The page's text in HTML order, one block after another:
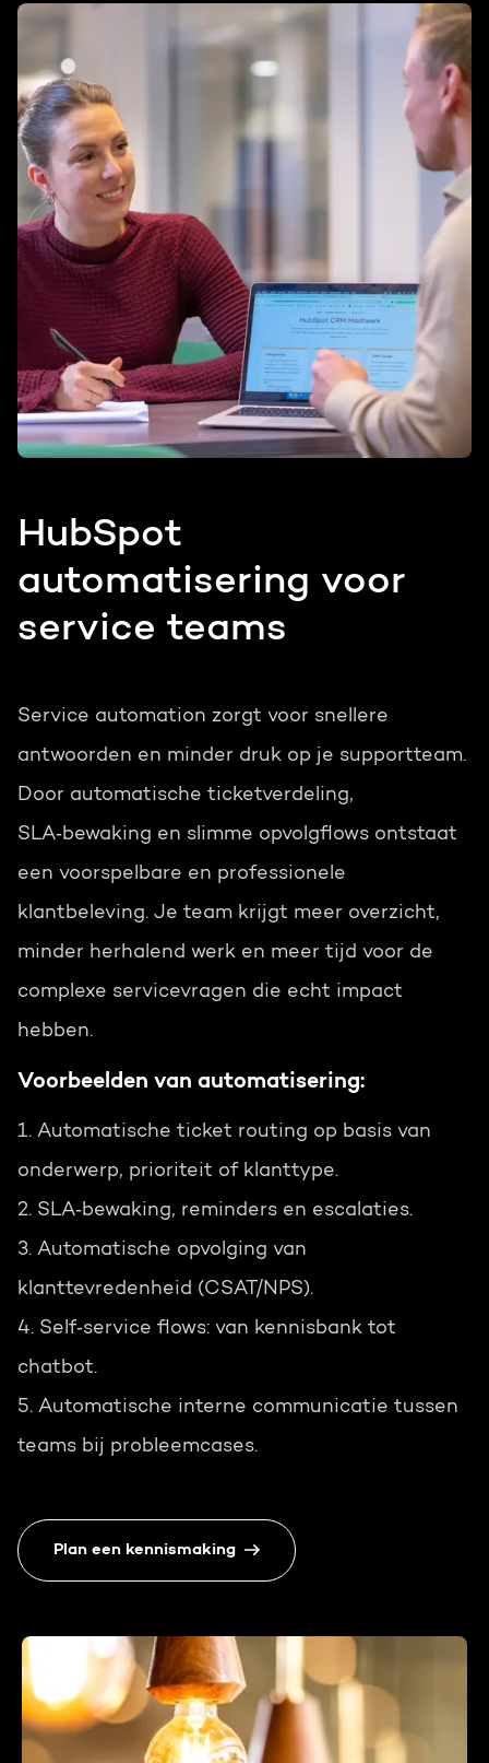
HubSpot
automatisering voor
service teams
Service automation zorgt voor snellere
antwoorden en minder druk op je supportteam.
Door automatische ticketverdeling,
SLA‑bewaking en slimme opvolgflows ontstaat
een voorspelbare en professionele
klantbeleving. Je team krijgt meer overzicht,
minder herhalend werk en meer tijd voor de
complexe servicevragen die echt impact
hebben.
Voorbeelden van automatisering:
1. Automatische ticket routing op basis van
onderwerp, prioriteit of klanttype.
2. SLA‑bewaking, reminders en escalaties.
3. Automatische opvolging van
klanttevredenheid (CSAT/NPS).
4. Self‑service flows: van kennisbank tot
chatbot.
5. Automatische interne communicatie tussen
teams bij probleemcases.
Plan een kennismaking